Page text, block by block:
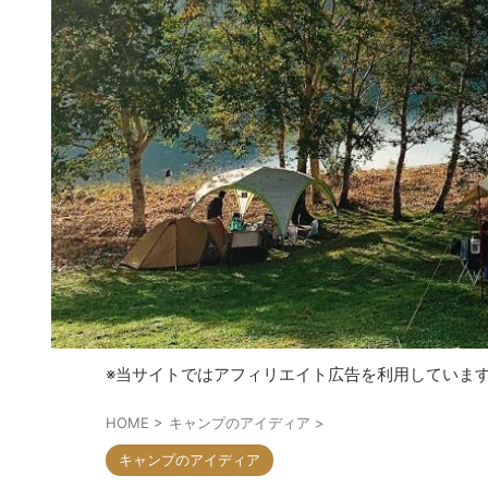
※当サイトではアフィリエイト広告を利用していま
HOME > キャンプのアイディア >
キャンプのアイディア